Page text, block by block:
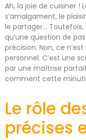
Ah, la joie de cuisiner !
s’amalgament, le
le partager… Toutefois,
qu’une question de
précision. Non, ce
personnel. C’est une
par une maîtrise
comment cette
Le rôle
précises